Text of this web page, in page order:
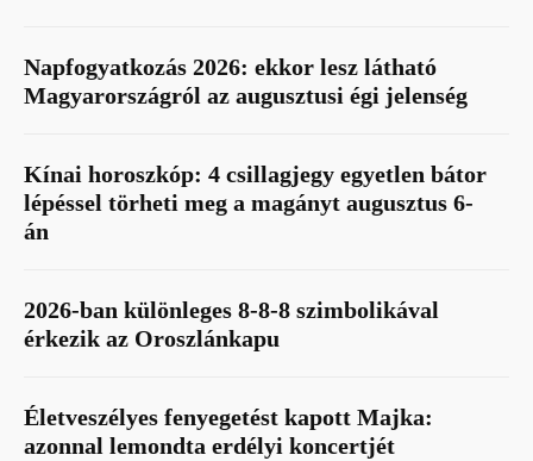
Napfogyatkozás 2026: ekkor lesz látható
Magyarországról az augusztusi égi jelenség
Kínai horoszkóp: 4 csillagjegy egyetlen bátor
lépéssel törheti meg a magányt augusztus 6-
án
2026-ban különleges 8-8-8 szimbolikával
érkezik az Oroszlánkapu
Életveszélyes fenyegetést kapott Majka:
azonnal lemondta erdélyi koncertjét